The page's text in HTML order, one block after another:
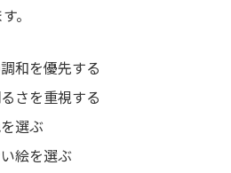
。
和を優先する
さを重視する
選ぶ
絵を選ぶ